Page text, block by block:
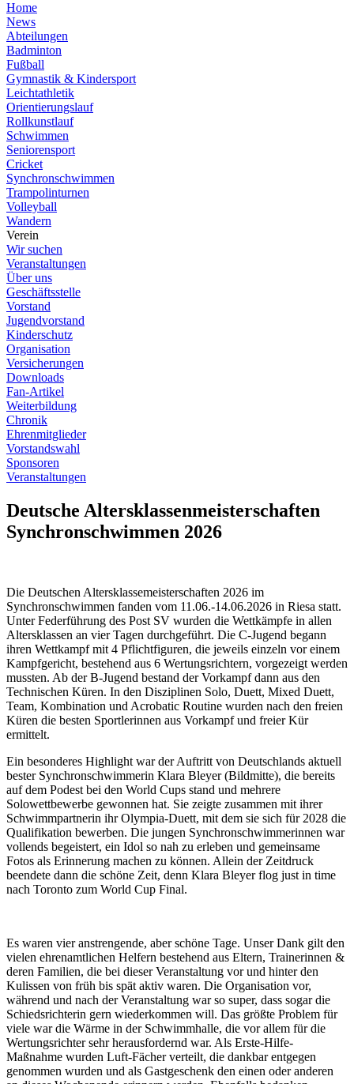
Home
News
Abteilungen
Badminton
Fußball
Gymnastik & Kindersport
Leichtathletik
Orientierungslauf
Rollkunstlauf
Schwimmen
Seniorensport
Cricket
Synchronschwimmen
Trampolinturnen
Volleyball
Wandern
Verein
Wir suchen
Veranstaltungen
Über uns
Geschäftsstelle
Vorstand
Jugendvorstand
Kinderschutz
Organisation
Versicherungen
Downloads
Fan-Artikel
Weiterbildung
Chronik
Ehrenmitglieder
Vorstandswahl
Sponsoren
Veranstaltungen
Deutsche Altersklassenmeisterschaften
Synchronschwimmen 2026
Die Deutschen Altersklassemeisterschaften 2026 im
Synchronschwimmen fanden vom 11.06.-14.06.2026 in Riesa statt.
Unter Federführung des Post SV wurden die Wettkämpfe in allen
Altersklassen an vier Tagen durchgeführt. Die C-Jugend begann
ihren Wettkampf mit 4 Pflichtfiguren, die jeweils einzeln vor einem
Kampfgericht, bestehend aus 6 Wertungsrichtern, vorgezeigt werden
mussten. Ab der B-Jugend bestand der Vorkampf dann aus den
Technischen Küren. In den Disziplinen Solo, Duett, Mixed Duett,
Team, Kombination und Acrobatic Routine wurden nach den freien
Küren die besten Sportlerinnen aus Vorkampf und freier Kür
ermittelt.
Ein besonderes Highlight war der Auftritt von Deutschlands aktuell
bester Synchronschwimmerin Klara Bleyer (Bildmitte), die bereits
auf dem Podest bei den World Cups stand und mehrere
Solowettbewerbe gewonnen hat. Sie zeigte zusammen mit ihrer
Schwimmpartnerin ihr Olympia-Duett, mit dem sie sich für 2028 die
Qualifikation bewerben. Die jungen Synchronschwimmerinnen war
vollends begeistert, ein Idol so nah zu erleben und gemeinsame
Fotos als Erinnerung machen zu können. Allein der Zeitdruck
beendete dann die schöne Zeit, denn Klara Bleyer flog just in time
nach Toronto zum World Cup Final.
Es waren vier anstrengende, aber schöne Tage. Unser Dank gilt den
vielen ehrenamtlichen Helfern bestehend aus Eltern, Trainerinnen &
deren Familien, die bei dieser Veranstaltung vor und hinter den
Kulissen von früh bis spät aktiv waren. Die Organisation vor,
während und nach der Veranstaltung war so super, dass sogar die
Schiedsrichterin gern wiederkommen will. Das größte Problem für
viele war die Wärme in der Schwimmhalle, die vor allem für die
Wertungsrichter sehr herausfordernd war. Als Erste-Hilfe-
Maßnahme wurden Luft-Fächer verteilt, die dankbar entgegen
genommen wurden und als Gastgeschenk den einen oder anderen